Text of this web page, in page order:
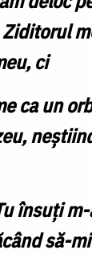
ci
ca un
însuţi
să-